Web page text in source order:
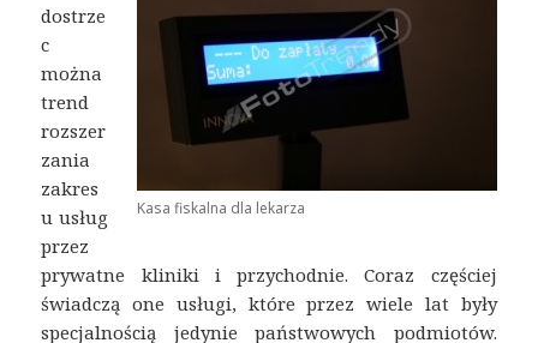
Kasa fiskalna dla lekarza
dostrze
c
można
trend
rozszer
zania
zakres
u usług
przez
prywatne kliniki i przychodnie. Coraz częściej
świadczą one usługi, które przez wiele lat były
specjalnością jedynie państwowych podmiotów.